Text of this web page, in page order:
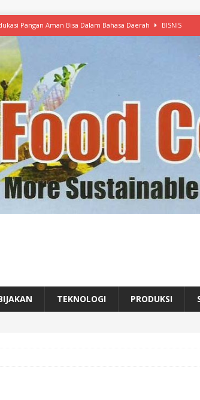
Pangan Aman Bisa Dalam Bahasa Daerah BISNIS
Mulai Ekspansi, IKEA dan MSC Dukung Seafood
Free Versi Healthy Choice, Tepung Talas Kimpul Pilihan
Latih Olah Singkong, KKN Universitas Lampung
Makanan dengan McCormick, Ciptakan Raksasa Rp1.100
Himpunan Alumni IPB Gelar Munas VII
Ini Inovasi Mikroalga Prof Astri Rinanti dari Universitas
TEKNOLOGI PRODUKSI